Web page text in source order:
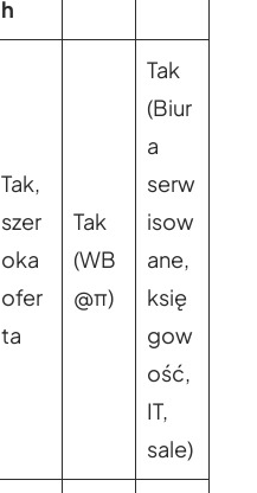
h
Tak,
szer
oka
ofer
ta
Tak
(WB
@π)
Tak
(Biur
a
serw
isow
ane,
księ
gow
ość,
IT,
sale)